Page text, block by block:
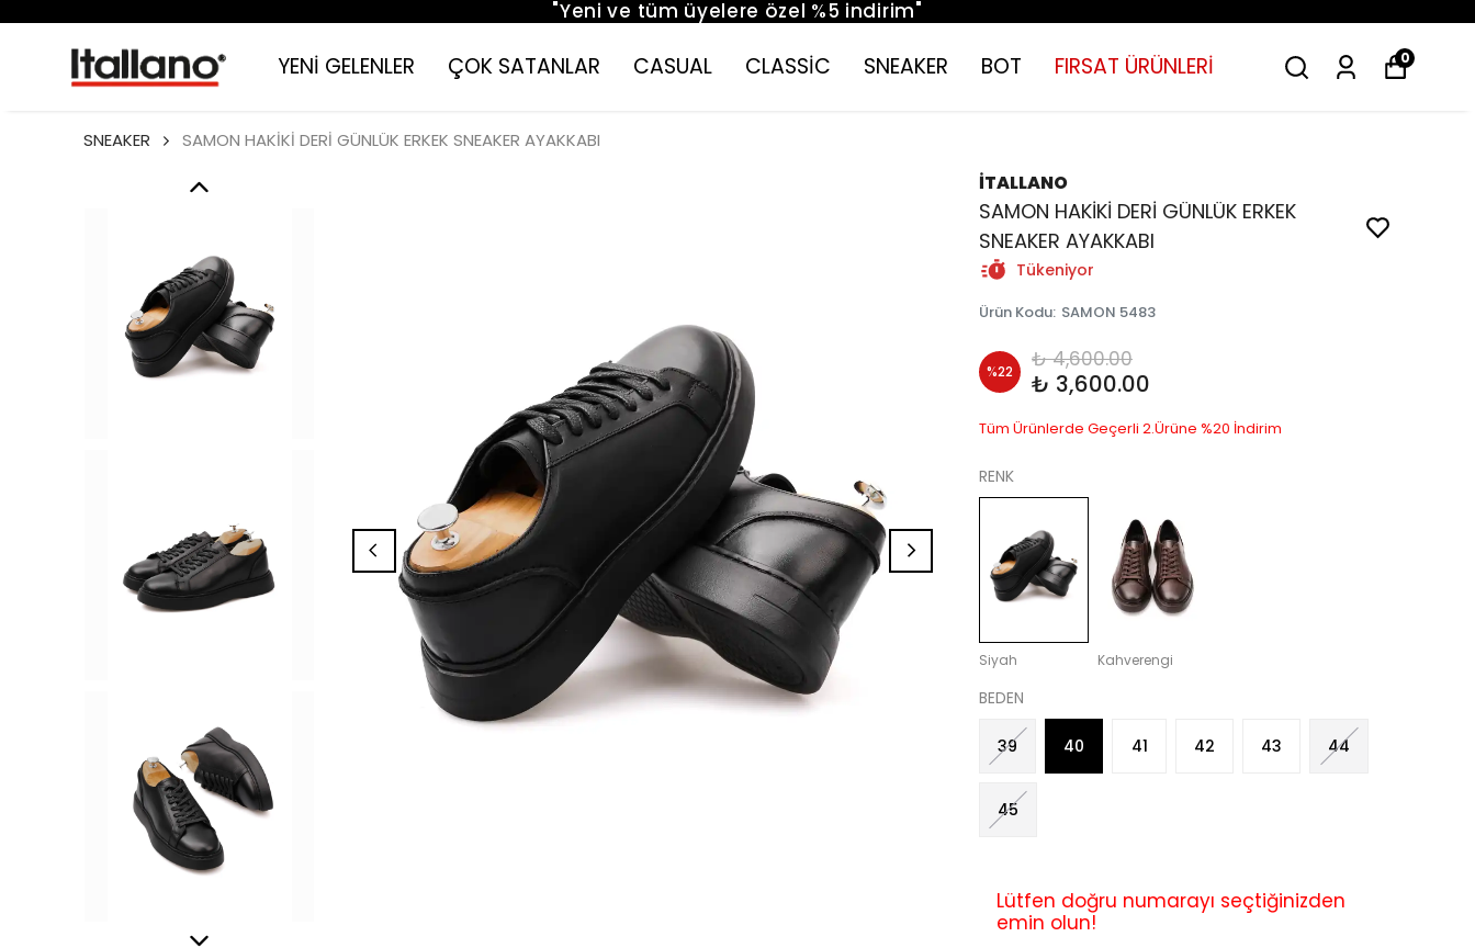
"Yeni ve tüm üyelere özel %5 indirim"
YENİ GELENLER ÇOK SATANLAR CASUAL CLASSİC SNEAKER BOT FIRSAT ÜRÜNLERİ 0
SNEAKER SAMON HAKİKİ DERİ GÜNLÜK ERKEK SNEAKER AYAKKABI
İTALLANO
SAMON HAKİKİ DERİ GÜNLÜK ERKEK
SNEAKER AYAKKABI
Tükeniyor
Ürün Kodu: SAMON 5483
%22 ₺ 4,600.00
₺ 3,600.00
Tüm Ürünlerde Geçerli 2.Ürüne %20 İndirim
RENK
Siyah Kahverengi
BEDEN
39 40 41 42 43 44
45
Lütfen doğru numarayı seçtiğinizden
emin olun!